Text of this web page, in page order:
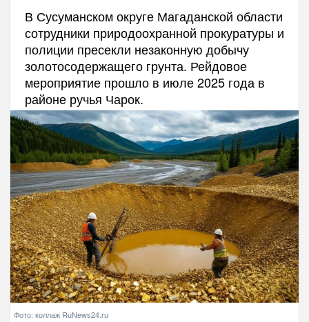
В Сусуманском округе Магаданской области
сотрудники природоохранной прокуратуры и
полиции пресекли незаконную добычу
золотосодержащего грунта. Рейдовое
мероприятие прошло в июле 2025 года в
районе ручья Чарок.
Фото: коллаж RuNews24.ru